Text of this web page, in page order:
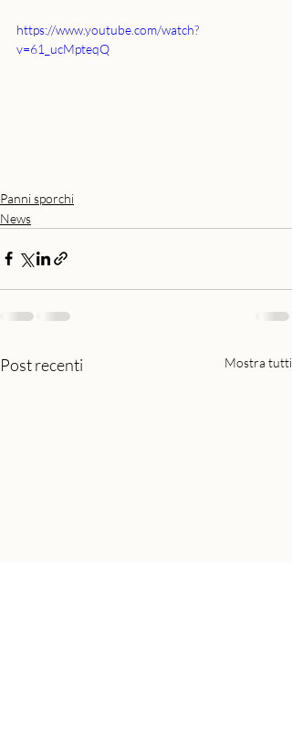
https://www.youtube.com/watch?
v=61_ucMpteqQ
Panni sporchi
News
Post recenti Mostra tutti